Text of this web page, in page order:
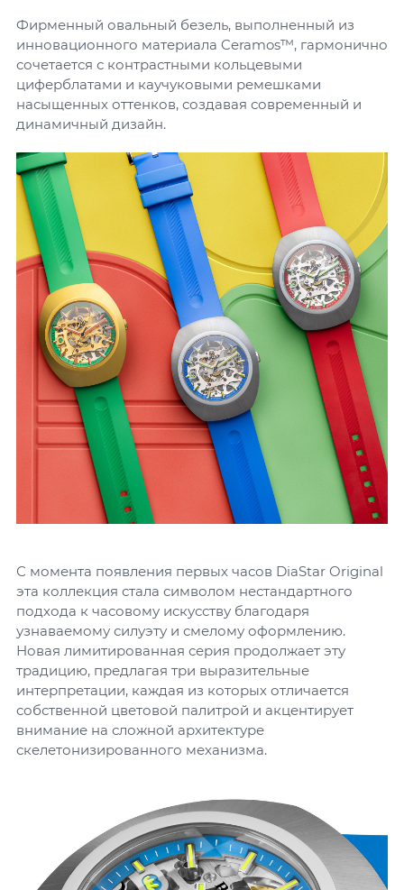
Фирменный овальный безель, выполненный из
инновационного материала Ceramos™, гармонично
сочетается с контрастными кольцевыми
циферблатами и каучуковыми ремешками
насыщенных оттенков, создавая современный и
динамичный дизайн.
С момента появления первых часов DiaStar Original
эта коллекция стала символом нестандартного
подхода к часовому искусству благодаря
узнаваемому силуэту и смелому оформлению.
Новая лимитированная серия продолжает эту
традицию, предлагая три выразительные
интерпретации, каждая из которых отличается
собственной цветовой палитрой и акцентирует
внимание на сложной архитектуре
скелетонизированного механизма.